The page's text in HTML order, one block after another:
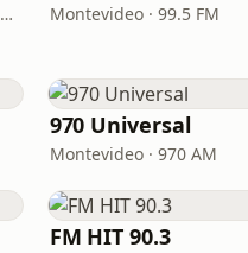
Montevideo · 92.5 FM - 810 AM Montevideo · 99.5 FM
970 Universal
Montevideo · 970 AM
FM HIT 90.3